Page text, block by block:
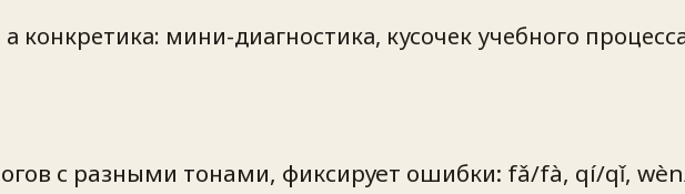
конкретика: мини-диагностика, кусочек учебного
с разными тонами, фиксирует ошибки: fǎ/fà, qí/qǐ,